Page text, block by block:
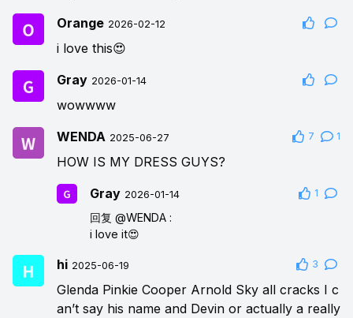
Orange 2026-02-12
i love this😍
Gray 2026-01-14
wowwww
WENDA 2025-06-27 7 1
HOW IS MY DRESS GUYS?
Gray 2026-01-14 1
回复 @WENDA:
i love it😍
hi 2025-06-19 3
Glenda Pinkie Cooper Arnold Sky all cracks I c
an’t say his name and Devin or actually a really